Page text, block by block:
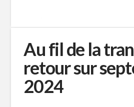
Au fil de la
retour sur
2024